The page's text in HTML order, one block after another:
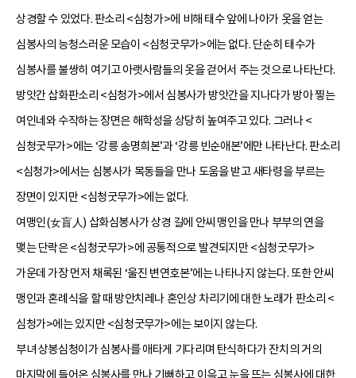
상경할 수 있었다. 판소리 <심청가>에 비해 태수 앞에 나아가 옷을 얻는
심봉사의 능청스러운 모습이 <심청굿무가>에는 없다. 단순히 태수가
심봉사를 불쌍히 여기고 아랫사람들의 옷을 걷어서 주는 것으로 나타난다.
방앗간 삽화판소리 <심청가>에서 심봉사가 방앗간을 지나다가 방아 찧는
여인네와 수작하는 장면은 해학성을 상당히 높여주고 있다. 그러나 <
심청굿무가>에는 ‘강릉 송명희본’과 ‘강릉 빈순애본’에만 나타난다. 판소리
<심청가>에서는 심봉사가 목동들을 만나 도움을 받고 새타령을 부르는
장면이 있지만 <심청굿무가>에는 없다.
여맹인(女盲人) 삽화심봉사가 상경 길에 안씨 맹인을 만나 부부의 연을
맺는 단락은 <심청굿무가>에 공통적으로 발견되지만 <심청굿무가>
가운데 가장 먼저 채록된 ‘울진 변연호본’에는 나타나지 않는다. 또한 안씨
맹인과 혼례식을 할 때 방안치레나 혼인상 차리기에 대한 노래가 판소리 <
심청가>에는 있지만 <심청굿무가>에는 보이지 않는다.
부녀 상봉심청이가 심봉사를 애타게 기다리며 탄식하다가 잔치의 거의